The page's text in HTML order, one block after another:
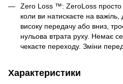
Zero Loss ™: ZeroLoss просто
коли ви натискаєте на
високу передачу або вниз,
нульова втрата руху. Немає
чекаєте переходу. Зміни
Характеристики